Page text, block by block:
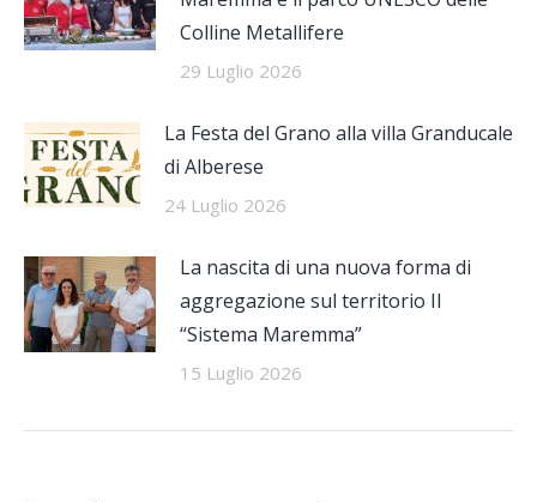
Colline Metallifere
29 Luglio 2026
La Festa del Grano alla villa Granducale
di Alberese
24 Luglio 2026
La nascita di una nuova forma di
aggregazione sul territorio Il
“Sistema Maremma”
15 Luglio 2026